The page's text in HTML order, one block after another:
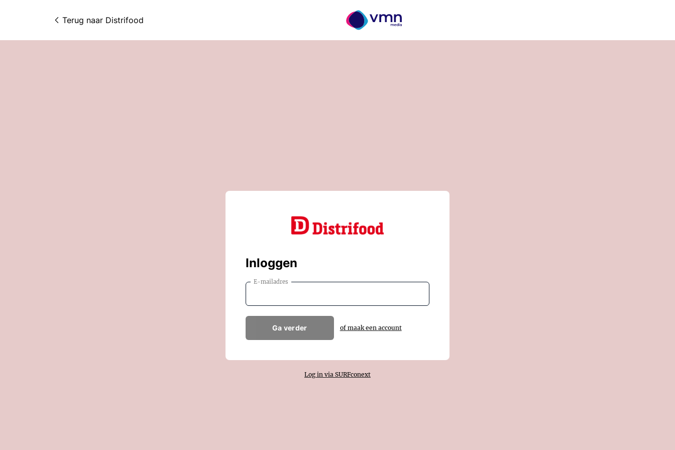
Terug naar Distrifood
Inloggen
E-mailadres
Ga verder of maak een account
Log in via SURFconext